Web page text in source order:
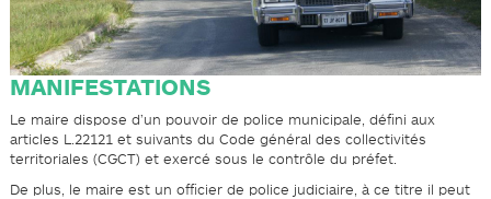
MANIFESTATIONS
Le maire dispose d’un pouvoir de police municipale, défini aux
articles L.2212­1 et suivants du Code général des collectivités
territoriales (CGCT) et exercé sous le contrôle du préfet.
De plus, le maire est un officier de police judiciaire, à ce titre il peut